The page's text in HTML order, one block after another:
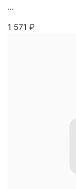
...
1 571 ₽